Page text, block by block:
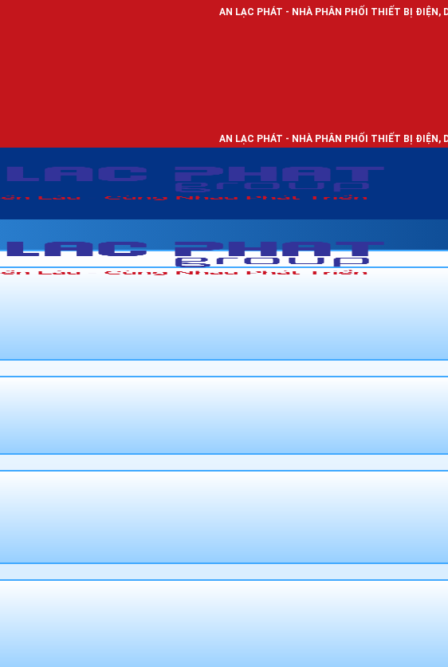
AN LẠC PHÁT - NHÀ PHÂN PHỐI THIẾT BỊ ĐIỆN, DÂY ĐIỆN VÀ ĐÈN
AN LẠC PHÁT - NHÀ PHÂN PHỐI THIẾT BỊ ĐIỆN, DÂY ĐIỆN VÀ ĐÈN